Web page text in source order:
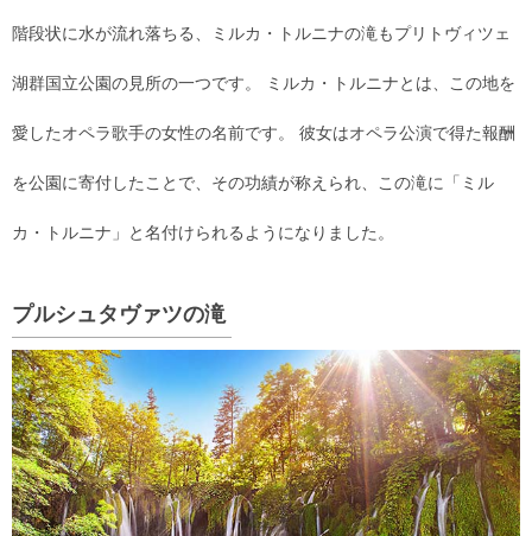
階段状に水が流れ落ちる、ミルカ・トルニナの滝もプリトヴィツェ
湖群国立公園の見所の一つです。 ミルカ・トルニナとは、この地を
愛したオペラ歌手の女性の名前です。 彼女はオペラ公演で得た報酬
を公園に寄付したことで、その功績が称えられ、この滝に「ミル
カ・トルニナ」と名付けられるようになりました。
プルシュタヴァツの滝